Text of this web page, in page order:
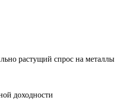
растущий спрос на металлы
доходности